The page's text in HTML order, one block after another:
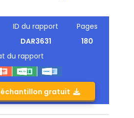
ID du rapport
DAR3631
Pages
180
du rapport
échantillon gratuit